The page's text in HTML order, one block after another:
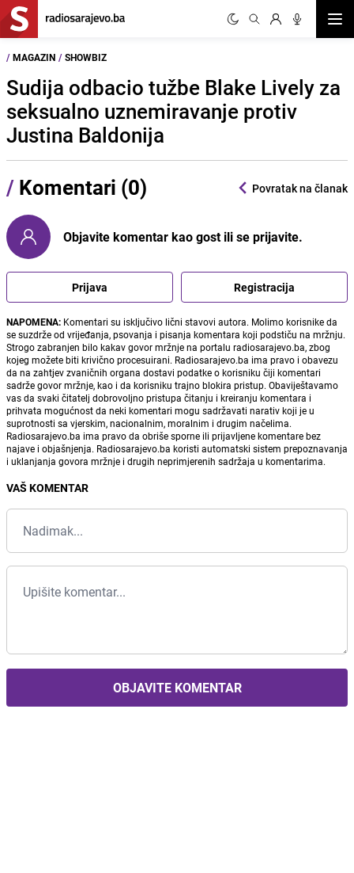
/ MAGAZIN / SHOWBIZ
Sudija odbacio tužbe Blake Lively za
seksualno uznemiravanje protiv
Justina Baldonija
/ Komentari (0) Povratak na članak
Objavite komentar kao gost ili se prijavite.
Prijava Registracija
NAPOMENA: Komentari su isključivo lični stavovi autora. Molimo korisnike da
se suzdrže od vrijeđanja, psovanja i pisanja komentara koji podstiču na mržnju.
Strogo zabranjen bilo kakav govor mržnje na portalu radiosarajevo.ba, zbog
kojeg možete biti krivično procesuirani. Radiosarajevo.ba ima pravo i obavezu
da na zahtjev zvaničnih organa dostavi podatke o korisniku čiji komentari
sadrže govor mržnje, kao i da korisniku trajno blokira pristup. Obaviještavamo
vas da svaki čitatelj dobrovoljno pristupa čitanju i kreiranju komentara i
prihvata mogućnost da neki komentari mogu sadržavati narativ koji je u
suprotnosti sa vjerskim, nacionalnim, moralnim i drugim načelima.
Radiosarajevo.ba ima pravo da obriše sporne ili prijavljene komentare bez
najave i objašnjenja. Radiosarajevo.ba koristi automatski sistem prepoznavanja
i uklanjanja govora mržnje i drugih neprimjerenih sadržaja u komentarima.
VAŠ KOMENTAR
OBJAVITE KOMENTAR